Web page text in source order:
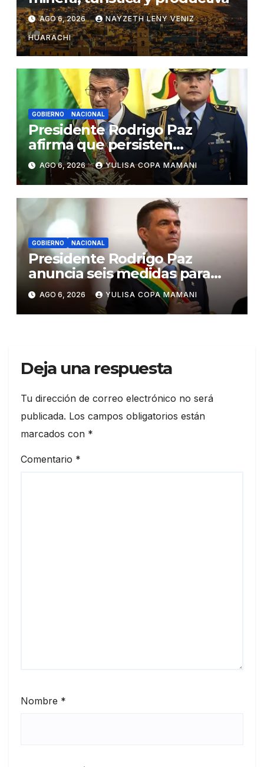
AGO 6, 2026 NAYZETH LENY VENIZ
HUARACHI
GOBIERNO NACIONAL
Presidente Rodrigo Paz
afirma que persisten
amenazas contra la
estabilidad del país
AGO 6, 2026 YULISA COPA MAMANI
GOBIERNO NACIONAL
Presidente Rodrigo Paz
anuncia seis medidas para
impulsar reformas en Bolivia
AGO 6, 2026 YULISA COPA MAMANI
Deja una respuesta
Tu dirección de correo electrónico no será
publicada. Los campos obligatorios están
marcados con *
Comentario *
Nombre *